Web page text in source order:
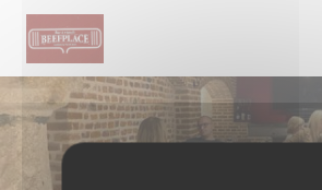
Personalización de sus opciones de cookies